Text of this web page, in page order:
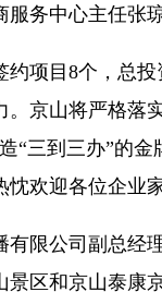
务中心主任张
目8个，总投
京山将严格落
“三到三办”的
欢迎各位企业
公司副总经
区和京山泰康